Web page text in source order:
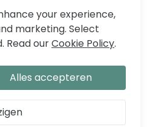
your experience,
marketing. Select
Read ourCookie Policy.
Alles accepteren